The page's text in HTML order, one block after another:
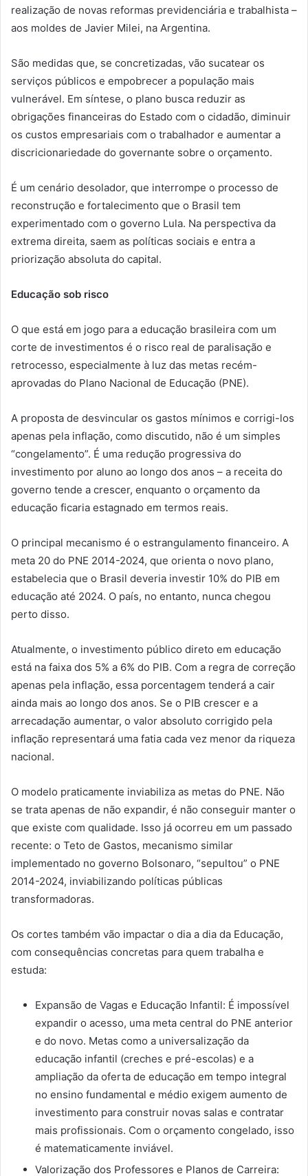
realização de novas reformas previdenciária e trabalhista –
aos moldes de Javier Milei, na Argentina.
São medidas que, se concretizadas, vão sucatear os
serviços públicos e empobrecer a população mais
vulnerável. Em síntese, o plano busca reduzir as
obrigações financeiras do Estado com o cidadão, diminuir
os custos empresariais com o trabalhador e aumentar a
discricionariedade do governante sobre o orçamento.
É um cenário desolador, que interrompe o processo de
reconstrução e fortalecimento que o Brasil tem
experimentado com o governo Lula. Na perspectiva da
extrema direita, saem as políticas sociais e entra a
priorização absoluta do capital.
Educação sob risco
O que está em jogo para a educação brasileira com um
corte de investimentos é o risco real de paralisação e
retrocesso, especialmente à luz das metas recém-
aprovadas do Plano Nacional de Educação (PNE).
A proposta de desvincular os gastos mínimos e corrigi-los
apenas pela inflação, como discutido, não é um simples
“congelamento”. É uma redução progressiva do
investimento por aluno ao longo dos anos – a receita do
governo tende a crescer, enquanto o orçamento da
educação ficaria estagnado em termos reais.
O principal mecanismo é o estrangulamento financeiro. A
meta 20 do PNE 2014-2024, que orienta o novo plano,
estabelecia que o Brasil deveria investir 10% do PIB em
educação até 2024. O país, no entanto, nunca chegou
perto disso.
Atualmente, o investimento público direto em educação
está na faixa dos 5% a 6% do PIB. Com a regra de correção
apenas pela inflação, essa porcentagem tenderá a cair
ainda mais ao longo dos anos. Se o PIB crescer e a
arrecadação aumentar, o valor absoluto corrigido pela
inflação representará uma fatia cada vez menor da riqueza
nacional.
O modelo praticamente inviabiliza as metas do PNE. Não
se trata apenas de não expandir, é não conseguir manter o
que existe com qualidade. Isso já ocorreu em um passado
recente: o Teto de Gastos, mecanismo similar
implementado no governo Bolsonaro, “sepultou” o PNE
2014-2024, inviabilizando políticas públicas
transformadoras.
Os cortes também vão impactar o dia a dia da Educação,
com consequências concretas para quem trabalha e
estuda:
Expansão de Vagas e Educação Infantil: É impossível
expandir o acesso, uma meta central do PNE anterior
e do novo. Metas como a universalização da
educação infantil (creches e pré-escolas) e a
ampliação da oferta de educação em tempo integral
no ensino fundamental e médio exigem aumento de
investimento para construir novas salas e contratar
mais profissionais. Com o orçamento congelado, isso
é matematicamente inviável.
Valorização dos Professores e Planos de Carreira: